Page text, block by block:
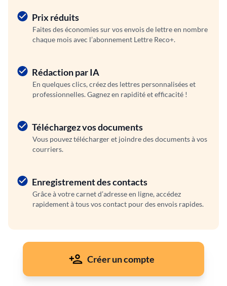
Prix réduits
Faites des économies sur vos envois de lettre en nombre
chaque mois avec l’abonnement Lettre Reco+.
Rédaction par IA
En quelques clics, créez des lettres personnalisées et
professionnelles. Gagnez en rapidité et efficacité !
Téléchargez vos documents
Vous pouvez télécharger et joindre des documents à vos
courriers.
Enregistrement des contacts
Grâce à votre carnet d’adresse en ligne, accédez
rapidement à tous vos contact pour des envois rapides.
Créer un compte